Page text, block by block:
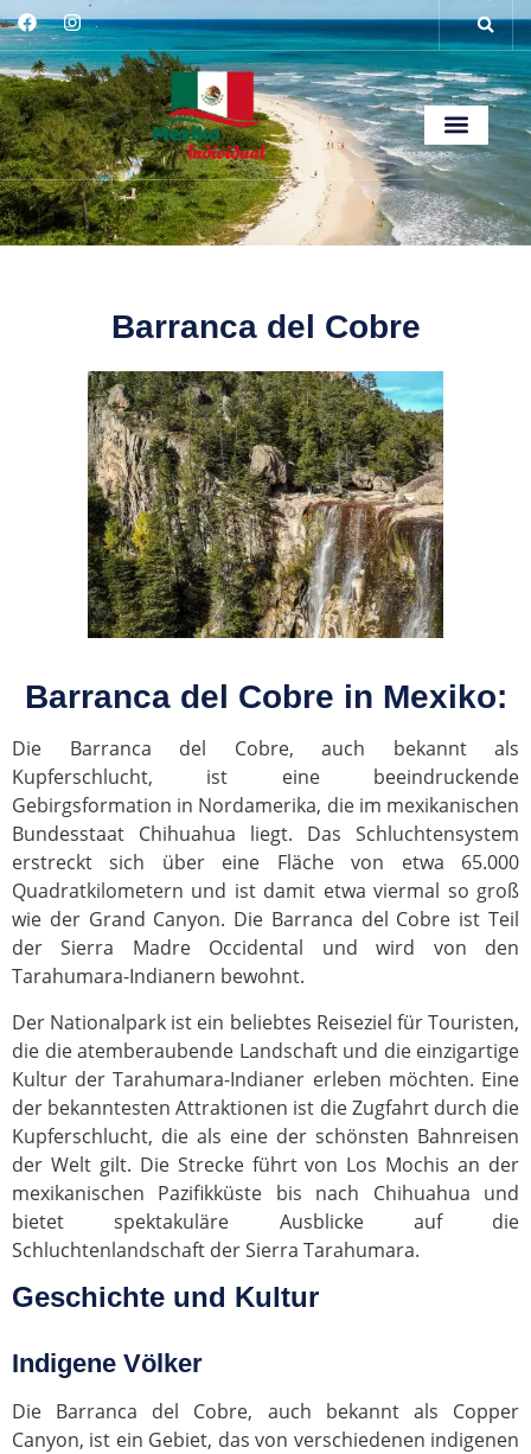
Barranca del Cobre
Barranca del Cobre in Mexiko:
Die Barranca del Cobre, auch bekannt als
Kupferschlucht, ist eine beeindruckende
Gebirgsformation in Nordamerika, die im mexikanischen
Bundesstaat Chihuahua liegt. Das Schluchtensystem
erstreckt sich über eine Fläche von etwa 65.000
Quadratkilometern und ist damit etwa viermal so groß
wie der Grand Canyon. Die Barranca del Cobre ist Teil
der Sierra Madre Occidental und wird von den
Tarahumara-Indianern bewohnt.
Der Nationalpark ist ein beliebtes Reiseziel für Touristen,
die die atemberaubende Landschaft und die einzigartige
Kultur der Tarahumara-Indianer erleben möchten. Eine
der bekanntesten Attraktionen ist die Zugfahrt durch die
Kupferschlucht, die als eine der schönsten Bahnreisen
der Welt gilt. Die Strecke führt von Los Mochis an der
mexikanischen Pazifikküste bis nach Chihuahua und
bietet spektakuläre Ausblicke auf die
Schluchtenlandschaft der Sierra Tarahumara.
Geschichte und Kultur
Indigene Völker
Die Barranca del Cobre, auch bekannt als Copper
Canyon, ist ein Gebiet, das von verschiedenen indigenen